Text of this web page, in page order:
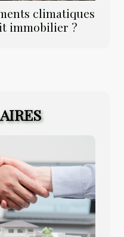
climatiques
immobilier ?